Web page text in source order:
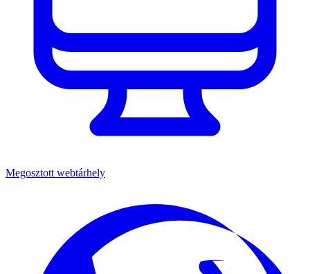
Megosztott webtárhely